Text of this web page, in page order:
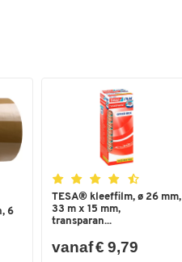
6
TESA® kleeffilm, ø 26 mm,
33 m x 15 mm,
transparan...
vanaf € 9,79